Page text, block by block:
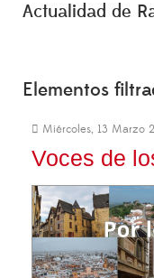
Actualidad de
Elementos
Miércoles, 13 Marzo
Voces de